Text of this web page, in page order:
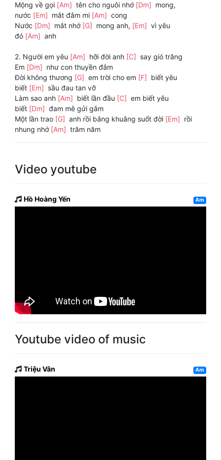
Mộng về gọi [Am] tên cho nguôi nhớ [Dm] mong,
nước [Em] mắt đắm mi [Am] cong
Nước [Dm] mắt nhớ [G] mong anh, [Em] vì yêu
đó [Am] anh
2. Người em yêu [Am] hỡi đời anh [C] say gió trăng
Em [Dm] như con thuyền đắm
Đời không thương [G] em trời cho em [F] biết yêu
biết [Em] sầu đau tan vỡ
Làm sao anh [Am] biết lần đầu [C] em biết yêu
biết [Dm] đam mê gửi gắm
Một lần trao [G] anh rồi bâng khuâng suốt đời [Em] rồi
nhung nhớ [Am] trăm năm
Video youtube
Hồ Hoàng Yến Am
Youtube video of music
Triệu Vân Am